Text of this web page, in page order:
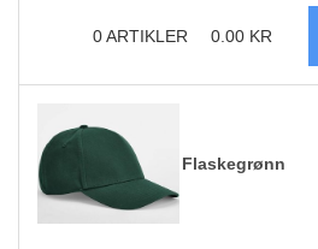
0ARTIKLER 0.00 KR
Flaskegrønn